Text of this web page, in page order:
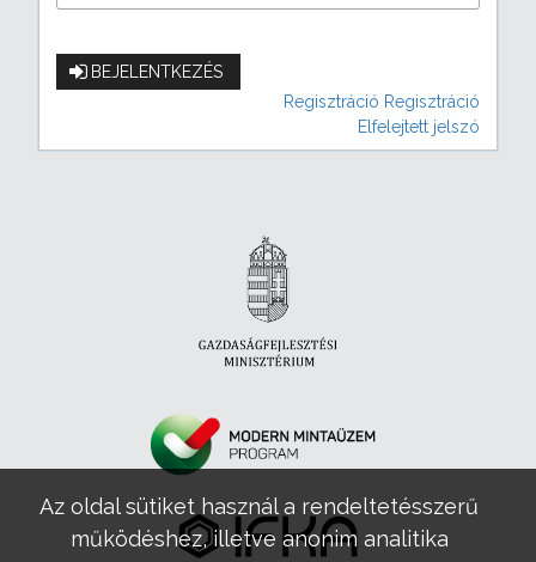
BEJELENTKEZÉS
Regisztráció Regisztráció
Elfelejtett jelszó
Az oldal sütiket használ a rendeltetésszerű
működéshez, illetve anonim analitika